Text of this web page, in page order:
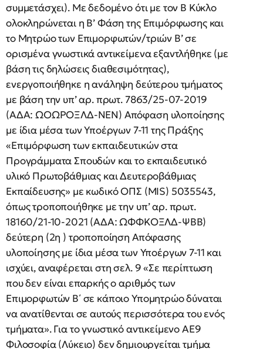
συμμετάσχει). Με δεδομένο ότι με τον Β Κύκλο
ολοκληρώνεται η Β’ Φάση της Επιμόρφωσης και
το Μητρώο των Επιμορφωτών/τριών Β’ σε
ορισμένα γνωστικά αντικείμενα εξαντλήθηκε (με
βάση τις δηλώσεις διαθεσιμότητας),
ενεργοποιήθηκε η ανάληψη δεύτερου τμήματος
με βάση την υπ’ αρ. πρωτ. 7863/25-07-2019
(ΑΔΑ: ΩOΩΡΟΞΛΔ-ΝΕΝ) Απόφαση υλοποίησης
με ίδια μέσα των Υποέργων 7-11 της Πράξης
«Επιμόρφωση των εκπαιδευτικών στα
Προγράμματα Σπουδών και το εκπαιδευτικό
υλικό Πρωτοβάθμιας και Δευτεροβάθμιας
Εκπαίδευσης» με κωδικό ΟΠΣ (MIS) 5035543,
όπως τροποποιήθηκε με την υπ’ αρ. πρωτ.
18160/21-10-2021 (ΑΔΑ: ΩΦΦΚΟΞΛΔ-ΨΒΒ)
δεύτερη (2η ) τροποποίηση Απόφασης
υλοποίησης με ίδια μέσα των Υποέργων 7-11 και
ισχύει, αναφέρεται στη σελ. 9 «Σε περίπτωση
που δεν είναι επαρκής ο αριθμός των
Επιμορφωτών Β΄ σε κάποιο Υπομητρώο δύναται
να ανατίθενται σε αυτούς περισσότερα του ενός
τμήματα». Για το γνωστικό αντικείμενο ΑΕ9
Φιλοσοφία (Λύκειο) δεν δημιουργείται τμήμα